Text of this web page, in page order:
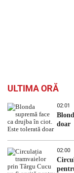
ULTIMA ORĂ
02:01
doar
02:00